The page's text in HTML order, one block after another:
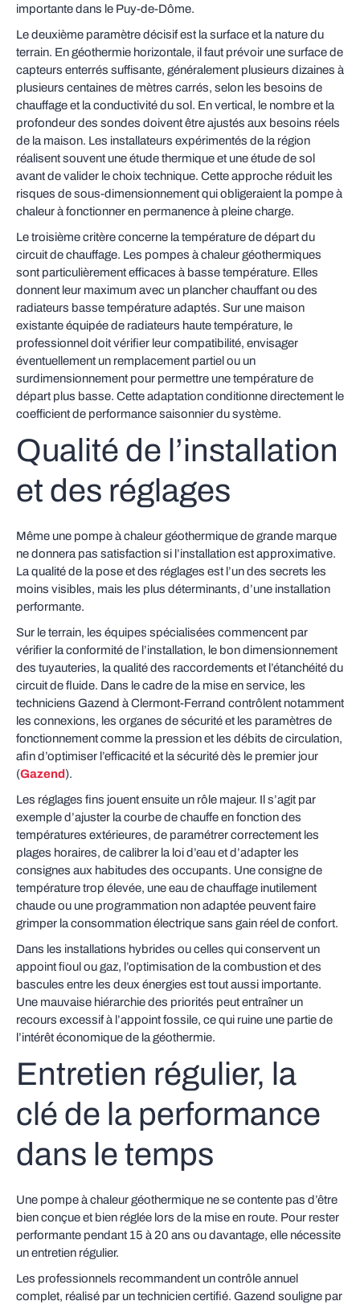
importante dans le Puy-de-Dôme.
Le deuxième paramètre décisif est la surface et la nature du
terrain. En géothermie horizontale, il faut prévoir une surface de
capteurs enterrés suffisante, généralement plusieurs dizaines à
plusieurs centaines de mètres carrés, selon les besoins de
chauffage et la conductivité du sol. En vertical, le nombre et la
profondeur des sondes doivent être ajustés aux besoins réels
de la maison. Les installateurs expérimentés de la région
réalisent souvent une étude thermique et une étude de sol
avant de valider le choix technique. Cette approche réduit les
risques de sous-dimensionnement qui obligeraient la pompe à
chaleur à fonctionner en permanence à pleine charge.
Le troisième critère concerne la température de départ du
circuit de chauffage. Les pompes à chaleur géothermiques
sont particulièrement efficaces à basse température. Elles
donnent leur maximum avec un plancher chauffant ou des
radiateurs basse température adaptés. Sur une maison
existante équipée de radiateurs haute température, le
professionnel doit vérifier leur compatibilité, envisager
éventuellement un remplacement partiel ou un
surdimensionnement pour permettre une température de
départ plus basse. Cette adaptation conditionne directement le
coefficient de performance saisonnier du système.
Qualité de l’installation
et des réglages
Même une pompe à chaleur géothermique de grande marque
ne donnera pas satisfaction si l’installation est approximative.
La qualité de la pose et des réglages est l’un des secrets les
moins visibles, mais les plus déterminants, d’une installation
performante.
Sur le terrain, les équipes spécialisées commencent par
vérifier la conformité de l’installation, le bon dimensionnement
des tuyauteries, la qualité des raccordements et l’étanchéité du
circuit de fluide. Dans le cadre de la mise en service, les
techniciens Gazend à Clermont-Ferrand contrôlent notamment
les connexions, les organes de sécurité et les paramètres de
fonctionnement comme la pression et les débits de circulation,
afin d’optimiser l’efficacité et la sécurité dès le premier jour
(Gazend).
Les réglages fins jouent ensuite un rôle majeur. Il s’agit par
exemple d’ajuster la courbe de chauffe en fonction des
températures extérieures, de paramétrer correctement les
plages horaires, de calibrer la loi d’eau et d’adapter les
consignes aux habitudes des occupants. Une consigne de
température trop élevée, une eau de chauffage inutilement
chaude ou une programmation non adaptée peuvent faire
grimper la consommation électrique sans gain réel de confort.
Dans les installations hybrides ou celles qui conservent un
appoint fioul ou gaz, l’optimisation de la combustion et des
bascules entre les deux énergies est tout aussi importante.
Une mauvaise hiérarchie des priorités peut entraîner un
recours excessif à l’appoint fossile, ce qui ruine une partie de
l’intérêt économique de la géothermie.
Entretien régulier, la
clé de la performance
dans le temps
Une pompe à chaleur géothermique ne se contente pas d’être
bien conçue et bien réglée lors de la mise en route. Pour rester
performante pendant 15 à 20 ans ou davantage, elle nécessite
un entretien régulier.
Les professionnels recommandent un contrôle annuel
complet, réalisé par un technicien certifié. Gazend souligne par